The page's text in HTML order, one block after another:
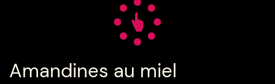
Amandines au miel